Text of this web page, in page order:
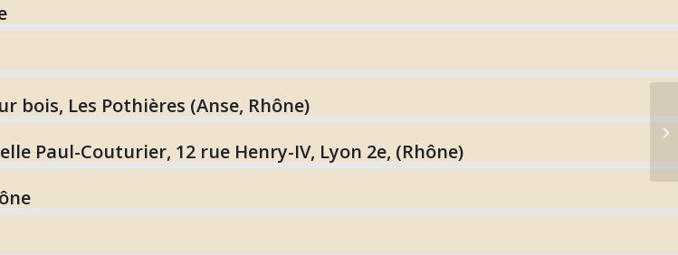
bois, Les Pothières (Anse, Rhône)
Paul-Couturier, 12 rue Henry-IV, Lyon 2e, (Rhône)